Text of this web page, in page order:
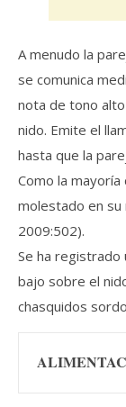
A menudo la
se comunica
nota de tono
nido. Emite el
hasta que la
Como la mayoría
molestado en su
2009:502).
Se ha registrado
bajo sobre el
chasquidos